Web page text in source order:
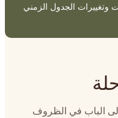
وتغييرات الجدول الزمني
الباب إلى الباب في الظروف